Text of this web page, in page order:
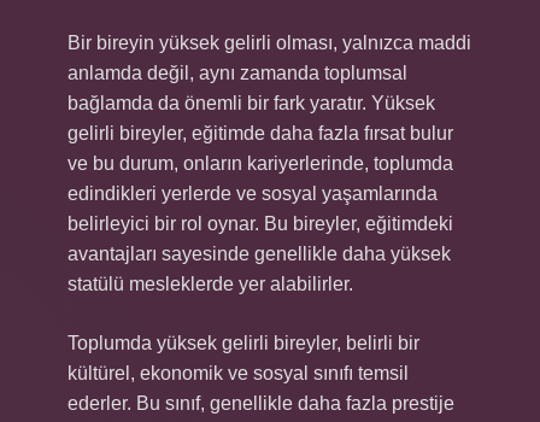
Bir bireyin yüksek gelirli olması, yalnızca maddi
anlamda değil, aynı zamanda toplumsal
bağlamda da önemli bir fark yaratır. Yüksek
gelirli bireyler, eğitimde daha fazla fırsat bulur
ve bu durum, onların kariyerlerinde, toplumda
edindikleri yerlerde ve sosyal yaşamlarında
belirleyici bir rol oynar. Bu bireyler, eğitimdeki
avantajları sayesinde genellikle daha yüksek
statülü mesleklerde yer alabilirler.
Toplumda yüksek gelirli bireyler, belirli bir
kültürel, ekonomik ve sosyal sınıfı temsil
ederler. Bu sınıf, genellikle daha fazla prestije